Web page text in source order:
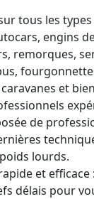
tous les
engins
remorques,
et
de
lourds.
et efficace
délais pour